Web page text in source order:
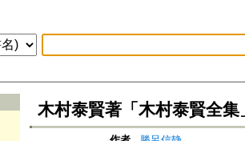
木村泰賢著「木村泰賢全集